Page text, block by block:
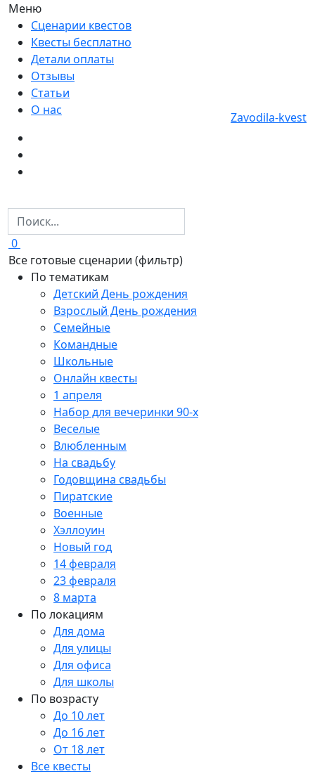
Меню
Сценарии квестов
Квесты бесплатно
Детали оплаты
Отзывы
Статьи
О нас
Zavodila-kvest
0
Все готовые сценарии (фильтр)
По тематикам
Детский День рождения
Взрослый День рождения
Семейные
Командные
Школьные
Онлайн квесты
1 апреля
Набор для вечеринки 90-х
Веселые
Влюбленным
На свадьбу
Годовщина свадьбы
Пиратские
Военные
Хэллоуин
Новый год
14 февраля
23 февраля
8 марта
По локациям
Для дома
Для улицы
Для офиса
Для школы
По возрасту
До 10 лет
До 16 лет
От 18 лет
Все квесты